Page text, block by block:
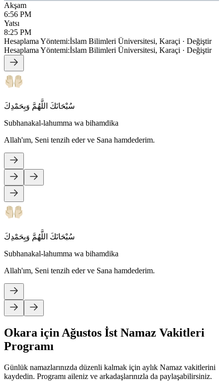
Akşam
6:56 PM
Yatsı
8:25 PM
Hesaplama Yöntemi:İslam Bilimleri Üniversitesi, Karaçi · Değiştir
Hesaplama Yöntemi:İslam Bilimleri Üniversitesi, Karaçi · Değiştir
سُبْحَانَكَ اللَّهُمَّ وَبِحَمْدِكَ
Subhanakal-lahumma wa bihamdika
Allah'ım, Seni tenzih eder ve Sana hamdederim.
سُبْحَانَكَ اللَّهُمَّ وَبِحَمْدِكَ
Subhanakal-lahumma wa bihamdika
Allah'ım, Seni tenzih eder ve Sana hamdederim.
Okara için Ağustos İst Namaz Vakitleri
Programı
Günlük namazlarınızda düzenli kalmak için aylık Namaz vakitlerini
kaydedin. Programı aileniz ve arkadaşlarınızla da paylaşabilirsiniz.